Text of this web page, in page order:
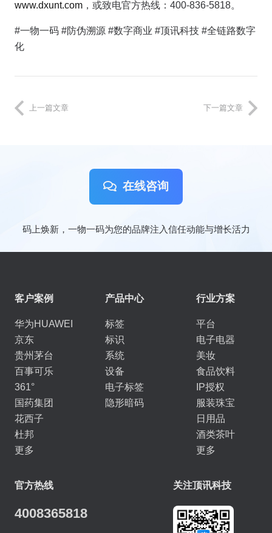
www.dxunt.com ，或致电官方热线： 400-836-5818。
#一物一码 #防伪溯源 #数字商业 #顶讯科技 #全链路数字
化
上一篇文章 下一篇文章
在线咨询
码上焕新，一物一码为您的品牌注入信任动能与增长活力
客户案例
华为HUAWEI
京东
贵州茅台
百事可乐
361°
国药集团
花西子
杜邦
更多
产品中心
标签
标识
系统
设备
电子标签
隐形暗码
行业方案
平台
电子电器
美妆
食品饮料
IP授权
服装珠宝
日用品
酒类茶叶
更多
官方热线
4008365818
关注顶讯科技